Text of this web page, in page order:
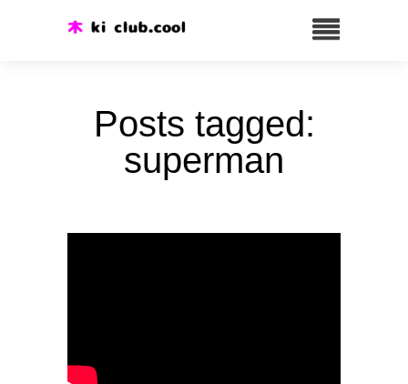
Posts tagged:
superman